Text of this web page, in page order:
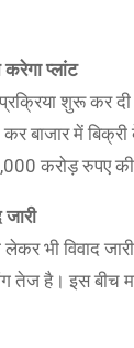
प्लांट
शुरू कर
बाजार में
करोड़ रुपए
भी विवाद
तेज है। इस बीच